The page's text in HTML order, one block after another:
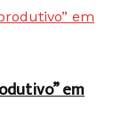
em